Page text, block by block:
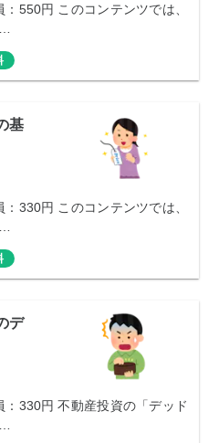
550円 このコンテンツでは、
基
330円 このコンテンツでは、
デ
330円 不動産投資の「デッド